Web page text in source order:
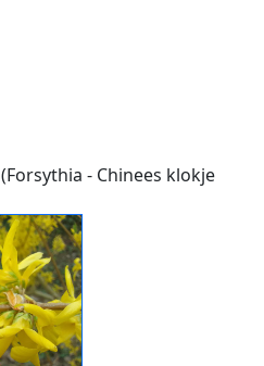
(Forsythia - Chinees klokje